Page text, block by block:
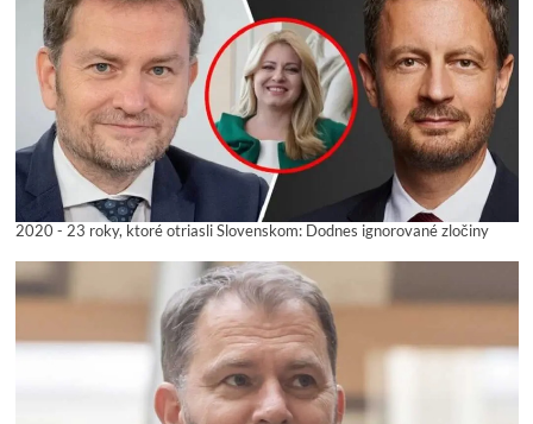
2020 - 23 roky, ktoré otriasli Slovenskom: Dodnes ignorované zločiny